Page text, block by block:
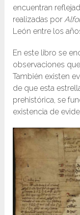
encuentran
realizadas por
León entre los
En este libro se
observaciones
También existen
de que esta
prehistórica, se
existencia de